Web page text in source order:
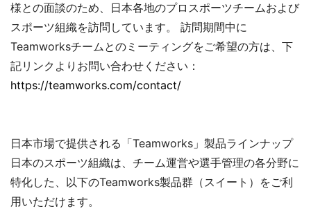
様との面談のため、日本各地のプロスポーツチームおよび
スポーツ組織を訪問しています。 訪問期間中に
Teamworksチームとのミーティングをご希望の方は、下
記リンクよりお問い合わせください：
https://teamworks.com/contact/
日本市場で提供される「Teamworks」製品ラインナップ
日本のスポーツ組織は、チーム運営や選手管理の各分野に
特化した、以下のTeamworks製品群（スイート）をご利
用いただけます。